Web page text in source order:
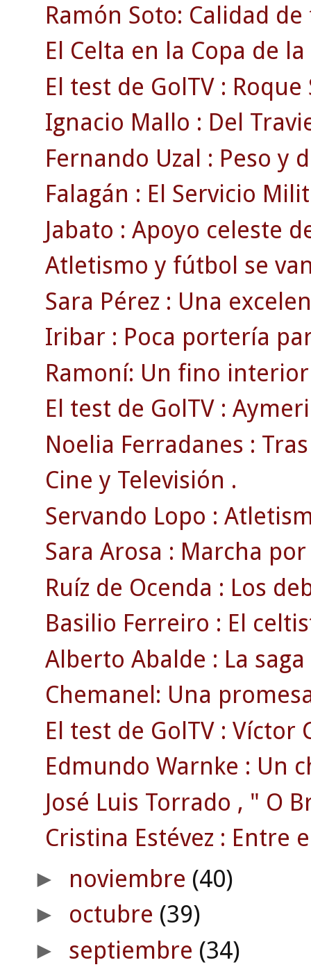
Ramón Soto: Calidad
El Celta en la Copa de la
El test de GolTV : Roque
Ignacio Mallo : Del
Fernando Uzal : Peso y
Falagán : El Servicio
Jabato : Apoyo celeste
Atletismo y fútbol se
Sara Pérez : Una
Iribar : Poca portería
Ramoní: Un fino
El test de GolTV :
Noelia Ferradanes :
Cine y Televisión .
Servando Lopo :
Sara Arosa : Marcha
Ruíz de Ocenda : Los
Basilio Ferreiro : El
Alberto Abalde : La
Chemanel: Una
El test de GolTV : Víctor
Edmundo Warnke : Un
José Luis Torrado , " O
Cristina Estévez : Entre
► noviembre (40)
► octubre (39)
► septiembre (34)